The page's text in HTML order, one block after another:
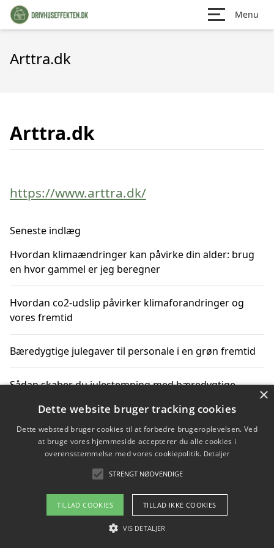
Menu
Arttra.dk
Arttra.dk
https://www.arttra.dk/
Seneste indlæg
Hvordan klimaændringer kan påvirke din alder: brug
en hvor gammel er jeg beregner
Hvordan co2-udslip påvirker klimaforandringer og
vores fremtid
Bæredygtige julegaver til personale i en grøn fremtid
Sådan skaber du julestemning med bæredygtige
Sådan skaber du et bæredygtigt hjem med familien i
Copyright 2026 - Pilanto Aps
Om / kontakt
×
Dette website bruger tracking cookies
Dette websted bruger cookies til at forbedre brugeroplevelsen. Ved
at bruge vores hjemmeside accepterer du alle cookies i
overensstemmelse med vores cookiepolitik. Detaljer
STRENGT NØDVENDIGE
TILLAD COOKIES TILLAD IKKE COOKIES
VIS DETALJER